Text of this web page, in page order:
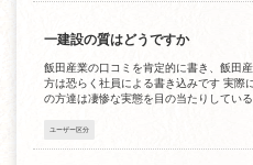
一建設の質はどうですか
飯田産業の口コミを肯定的に書き、飯田
方は恐らく社員による書き込みです 実際
の方達は凄惨な実態を目の当たりしてい
ユーザー区分